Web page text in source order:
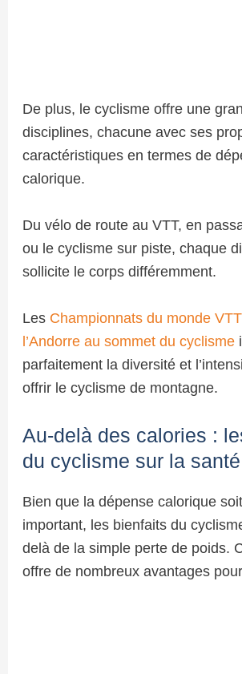
De plus, le cyclisme offre une
disciplines, chacune avec ses
caractéristiques en termes de
calorique.
Du vélo de route au VTT, en
ou le cyclisme sur piste, chaque
sollicite le corps différemment.
Les Championnats du monde
l’Andorre au sommet du cyclisme
parfaitement la diversité et
offrir le cyclisme de montagne.
Au-delà des calories :
du cyclisme sur la santé
Bien que la dépense calorique
important, les bienfaits du
delà de la simple perte de poids.
offre de nombreux avantages